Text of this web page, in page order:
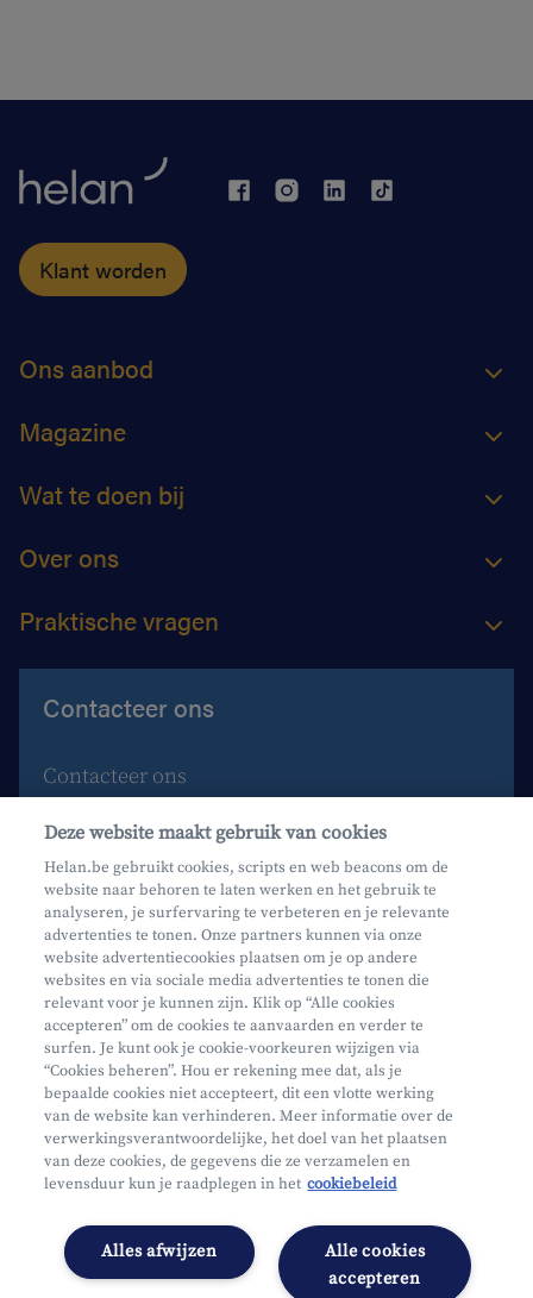
Klant worden
Ons aanbod
Magazine
Wat te doen bij
Over ons
Praktische vragen
Contacteer ons
Contacteer ons
Maak een afspraak
Waar vind je ons?
Phishing
Mifid
Privacy
Juridische info
Onderworpen aan de controle van CDZ
Toegankelijkheidsverklaring
Cookies beheren
Deze website maakt gebruik van cookies
Helan.be gebruikt cookies, scripts en web beacons om de
website naar behoren te laten werken en het gebruik te
analyseren, je surfervaring te verbeteren en je relevante
advertenties te tonen. Onze partners kunnen via onze
website advertentiecookies plaatsen om je op andere
websites en via sociale media advertenties te tonen die
relevant voor je kunnen zijn. Klik op “Alle cookies
accepteren” om de cookies te aanvaarden en verder te
surfen. Je kunt ook je cookie-voorkeuren wijzigen via
“Cookies beheren”. Hou er rekening mee dat, als je
bepaalde cookies niet accepteert, dit een vlotte werking
van de website kan verhinderen. Meer informatie over de
verwerkingsverantwoordelijke, het doel van het plaatsen
van deze cookies, de gegevens die ze verzamelen en
levensduur kun je raadplegen in het cookiebeleid
Alle cookies
accepteren
Alles afwijzen